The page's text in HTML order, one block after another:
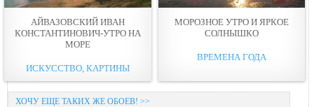
АЙВАЗОВСКИЙ ИВАН
КОНСТАНТИНОВИЧ-УТРО НА
МОРЕ
ИСКУССТВО, КАРТИНЫ
МОРОЗНОЕ УТРО И ЯРКОЕ
СОЛНЫШКО
ВРЕМЕНА ГОДА
ХОЧУ ЕЩЕ ТАКИХ ЖЕ ОБОЕВ! >>